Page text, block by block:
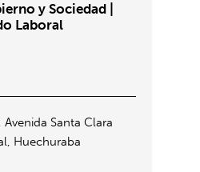
y Sociedad |
Laboral
Avenida Santa Clara
Huechuraba